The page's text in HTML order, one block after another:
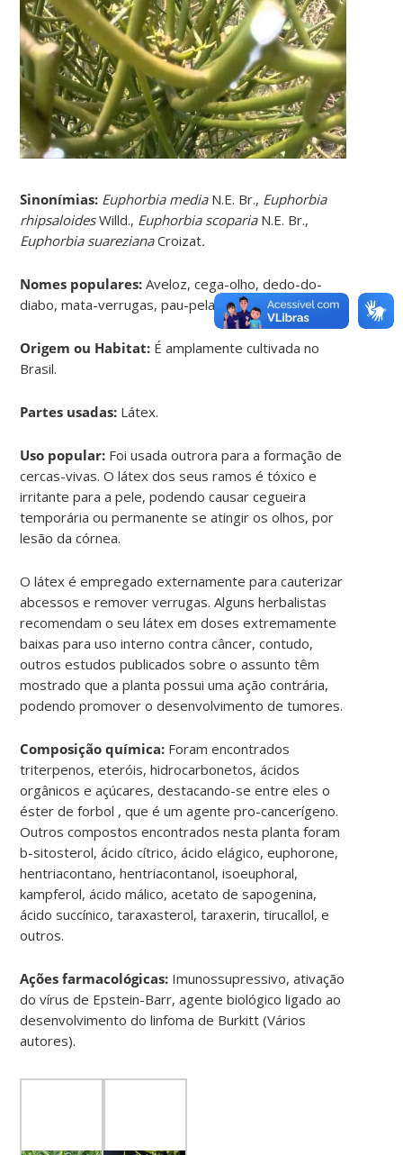
Sinonímias: Euphorbia mediaN.E. Br., Euphorbia
rhipsaloidesWilld., Euphorbia scopariaN.E. Br.,
Euphorbia suarezianaCroizat.
Nomes populares:Aveloz, cega-olho, dedo-do-
diabo, mata-verrugas, pau-pelado entre outros.
Origem ou Habitat: É amplamente cultivada no
Brasil.
Partes usadas: Látex.
Uso popular: Foi usada outrora para a formação de
cercas-vivas. O látex dos seus ramos é tóxico e
irritante para a pele, podendo causar cegueira
temporária ou permanente se atingir os olhos, por
lesão da córnea.
O látex é empregado externamente para cauterizar
abcessos e remover verrugas. Alguns herbalistas
recomendam o seu látex em doses extremamente
baixas para uso interno contra câncer, contudo,
outros estudos publicados sobre o assunto têm
mostrado que a planta possui uma ação contrária,
podendo promover o desenvolvimento de tumores.
Composição química: Foram encontrados
triterpenos, eteróis, hidrocarbonetos, ácidos
orgânicos e açúcares, destacando-se entre eles o
éster de forbol , que é um agente pro-cancerígeno.
Outros compostos encontrados nesta planta foram
b-sitosterol, ácido cítrico, ácido elágico, euphorone,
hentriacontano, hentriacontanol, isoeuphoral,
kampferol, ácido málico, acetato de sapogenina,
ácido succínico, taraxasterol, taraxerin, tirucallol, e
outros.
Ações farmacológicas: Imunossupressivo, ativação
do vírus de Epstein-Barr, agente biológico ligado ao
desenvolvimento do linfoma de Burkitt (Vários
autores).